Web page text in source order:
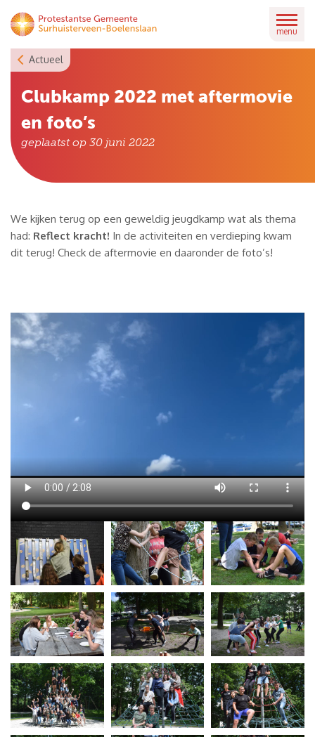
Skip
to
menu
Actueel
Clubkamp 2022 met aftermovie
en foto’s
geplaatst op 30 juni 2022
We kijken terug op een geweldig jeugdkamp wat als thema
had: Reflect kracht! In de activiteiten en verdieping kwam
dit terug! Check de aftermovie en daaronder de foto’s!